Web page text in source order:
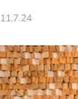
11.7.24